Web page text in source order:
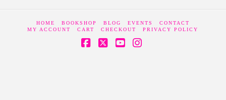
HOME BOOKSHOP BLOG EVENTS
CONTACT
MY ACCOUNT
CART CHECKOUT PRIVACY POLICY